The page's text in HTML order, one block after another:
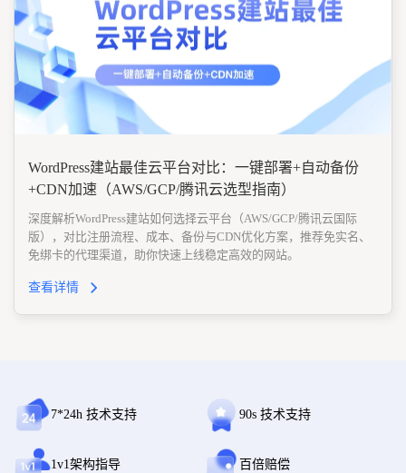
WordPress建站最佳云平台对比：一键部署+自动备份
+CDN加速（AWS/GCP/腾讯云选型指南）
深度解析WordPress建站如何选择云平台（AWS/GCP/腾讯云国际
版），对比注册流程、成本、备份与CDN优化方案，推荐免实名、
免绑卡的代理渠道，助你快速上线稳定高效的网站。
查看详情
7*24h 技术支持 90s 技术支持
1v1架构指导 百倍赔偿